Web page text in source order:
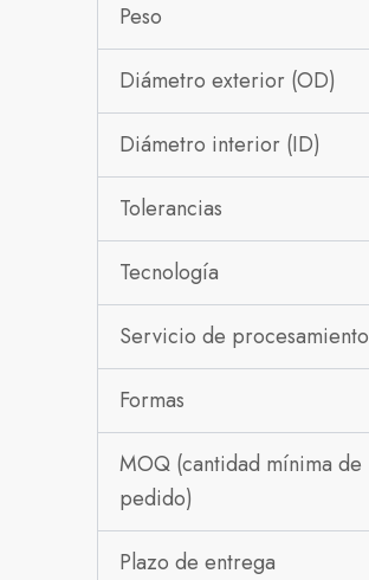
Peso
Diámetro exterior (OD)
Diámetro interior (ID)
Tolerancias
Tecnología
Servicio de procesamiento
Formas
MOQ (cantidad mínima de
pedido)
Plazo de entrega